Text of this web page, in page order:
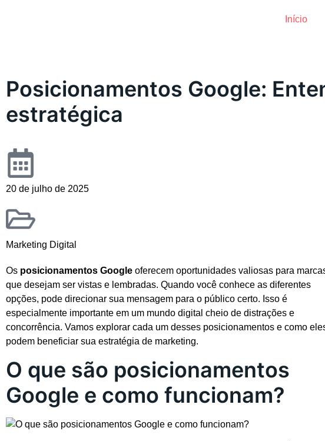
Início
Posicionamentos Google:
estratégica
20 de julho de 2025
Marketing Digital
Os posicionamentos Google oferecem oportunidades valiosas para
que desejam ser vistas e lembradas. Quando você conhece as diferentes
opções, pode direcionar sua mensagem para o público certo. Isso é
especialmente importante em um mundo digital cheio de distrações e
concorrência. Vamos explorar cada um desses posicionamentos e como
podem beneficiar sua estratégia de marketing.
O que são posicionamentos
Google e como funcionam?